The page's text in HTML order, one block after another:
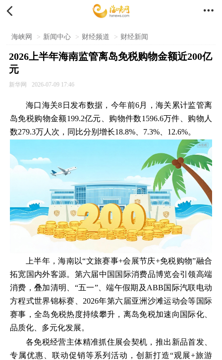
 
海峡网 > 新闻中心 > 财经频道 > 财经新闻
2026上半年海南监管离岛免税购物金额近200亿
元
新华网 2026-07-09 17:46
海口海关8日发布数据，今年前6月，海关累计监管离
岛免税购物金额199.2亿元、购物件数1596.6万件、购物人
数279.3万人次，同比分别增长18.8%、7.3%、12.6%。
上半年，海南以“文旅赛事+会展节庆+免税购物”融合
拓宽国内外客源。第六届中国国际消费品博览会引领高端
消费，叠加清明、“五一”、端午假期及ABB国际汽联电动
方程式世界锦标赛、2026年第六届亚洲沙滩运动会等国际
赛事，全岛免税热度持续攀升，离岛免税加速向国际化、
品质化、多元化发展。
各免税经营主体精准抓住展会契机，推出新品首发、
专属优惠、联动促销等系列活动，创新打造“观展+旅游